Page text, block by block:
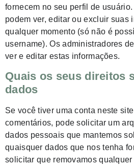
fornecem no seu perfil de
podem ver, editar ou excluir suas
qualquer momento (só não é
username). Os administradores
ver e editar estas informações.
Quais os seus direitos
dados
Se você tiver uma conta neste
comentários, pode solicitar um
dados pessoais que mantemos
quaisquer dados que nos tenha
solicitar que removamos